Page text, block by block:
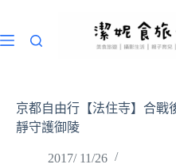
主
京都自由行【法住寺】合戰
靜守護御陵
2017/ 11/26